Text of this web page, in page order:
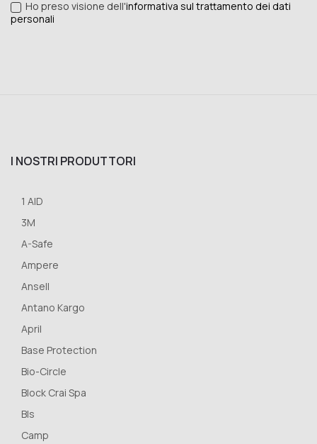
Ho preso visione dell'informativa sul trattamento dei dati
personali
I NOSTRI PRODUTTORI
1 AID
3M
A-Safe
Ampere
Ansell
Antano Kargo
April
Base Protection
Bio-Circle
Block Crai Spa
Bls
Camp